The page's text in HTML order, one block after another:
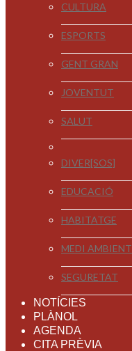
CULTURA
ESPORTS
GENT GRAN
JOVENTUT
SALUT
DIVER[SOS]
EDUCACIÓ
HABITATGE
MEDI AMBIENT
SEGURETAT
NOTÍCIES
PLÀNOL
AGENDA
CITA PRÈVIA